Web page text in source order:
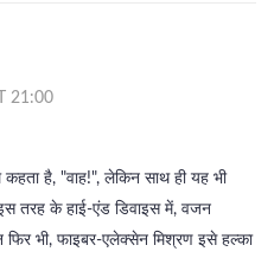
21:00
है, "वाह!", लेकिन साथ ही यह भी
इस तरह के हाई‑एंड डिवाइस में, वजन
फिर भी, फाइबर‑एलेक्सेन मिश्रण इसे हल्का